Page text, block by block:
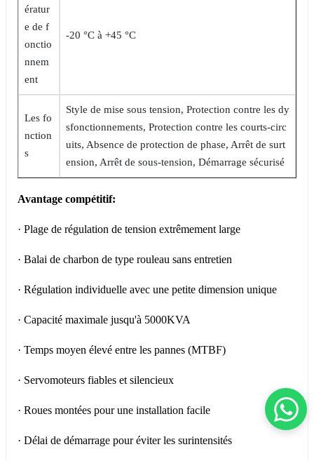
ératur
e de f
onctio
nnem
ent
-20 °C à +45 °C
Les fo
nction
s
Style de mise sous tension, Protection contre les dy
sfonctionnements, Protection contre les courts-circ
uits, Absence de protection de phase, Arrêt de surt
ension, Arrêt de sous-tension, Démarrage sécurisé
Avantage compétitif:
· Plage de régulation de tension extrêmement large
· Balai de charbon de type rouleau sans entretien
· Régulation individuelle avec une petite dimension unique
· Capacité maximale jusqu'à 5000KVA
· Temps moyen élevé entre les pannes (MTBF)
· Servomoteurs fiables et silencieux
· Roues montées pour une installation facile
· Délai de démarrage pour éviter les surintensités